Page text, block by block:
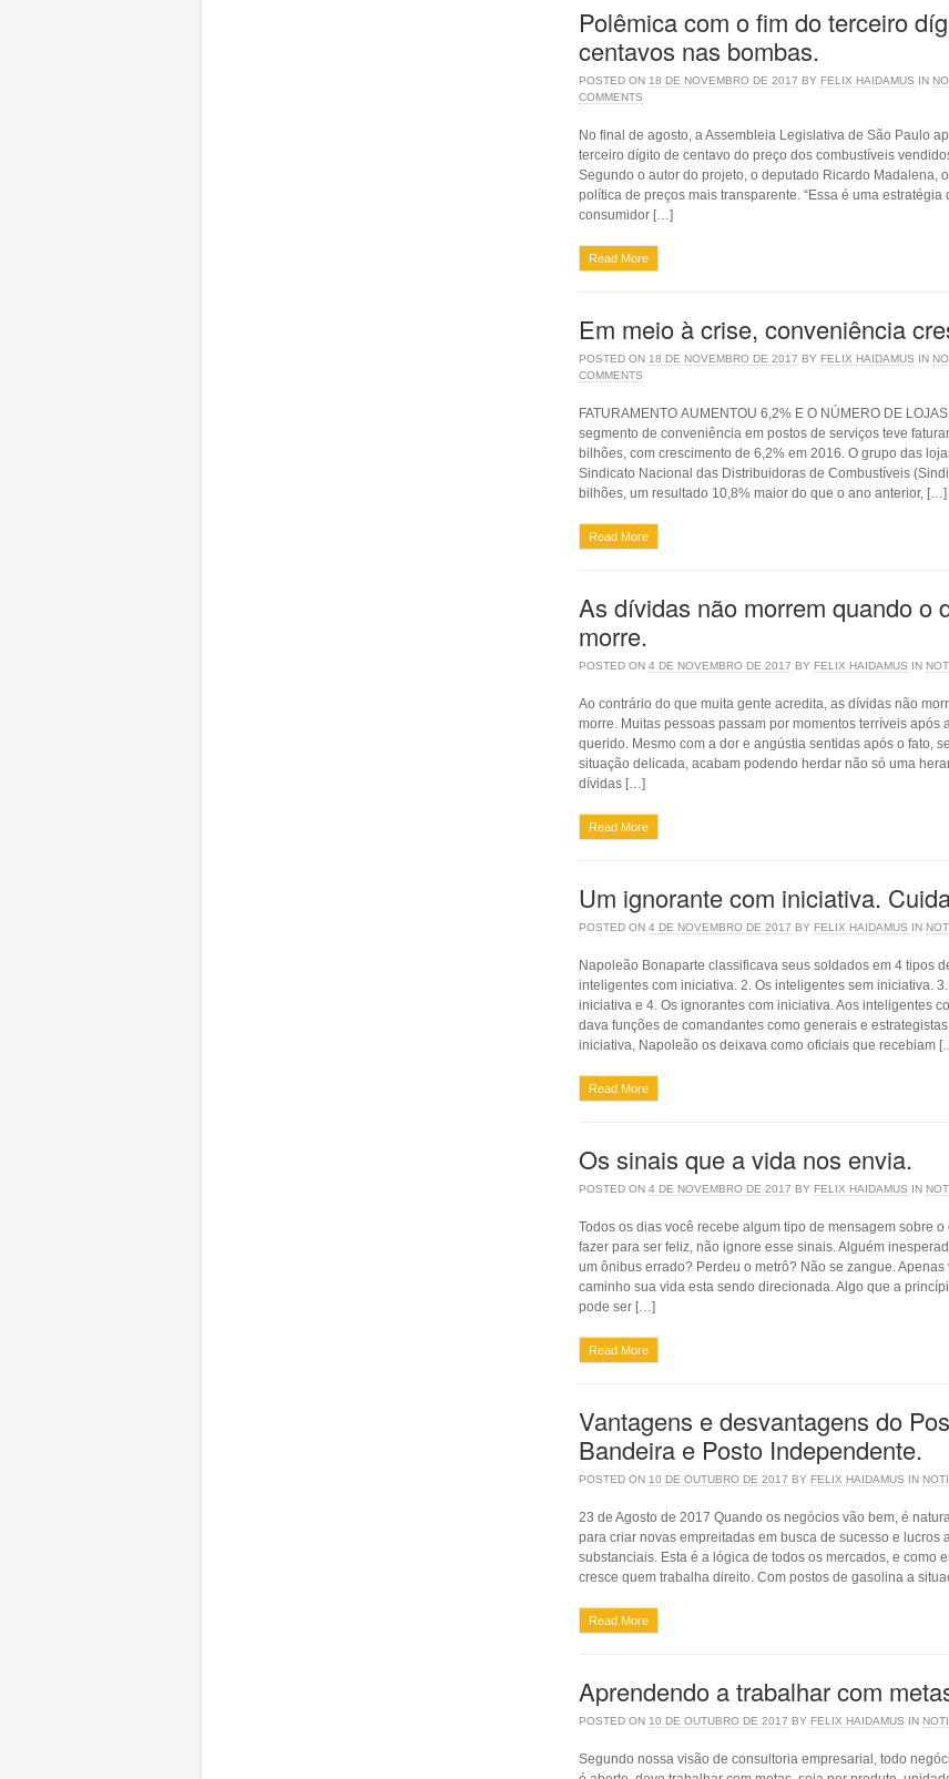
Polêmica com o fim do terceiro
centavos nas bombas.
POSTED ON 18 DE NOVEMBRO DE 2017 BY FELIX HAIDAMUS IN
COMMENTS
No final de agosto, a Assembleia Legislativa de São Paulo
terceiro dígito de centavo do preço dos combustíveis
Segundo o autor do projeto, o deputado Ricardo Madalena,
política de preços mais transparente. “Essa é uma estratégia
consumidor […]
Read More
Em meio à crise, conveniência
POSTED ON 18 DE NOVEMBRO DE 2017 BY FELIX HAIDAMUS IN
COMMENTS
FATURAMENTO AUMENTOU 6,2% E O NÚMERO DE
segmento de conveniência em postos de serviços teve
bilhões, com cresci­mento de 6,2% em 2016. O grupo das
Sindica­to Nacional das Distribuidoras de Combustíveis
bilhões, um resultado 10,8% maior do que o ano anterior, […]
Read More
As dívidas não morrem quando o
morre.
POSTED ON 4 DE NOVEMBRO DE 2017 BY FELIX HAIDAMUS IN
Ao contrário do que muita gente acredita, as dívidas não
morre. Muitas pessoas passam por momentos terríveis após
querido. Mesmo com a dor e angústia sentidas após o fato,
situação delicada, acabam podendo herdar não só uma
dívidas […]
Read More
Um ignorante com iniciativa.
POSTED ON 4 DE NOVEMBRO DE 2017 BY FELIX HAIDAMUS IN
Napoleão Bonaparte classificava seus soldados em 4 tipos
inteligentes com iniciativa. 2. Os inteligentes sem iniciativa.
iniciativa e 4. Os ignorantes com iniciativa. Aos inteligentes
dava funções de comandantes como generais e
iniciativa, Napoleão os deixava como oficiais que recebiam
Read More
Os sinais que a vida nos envia.
POSTED ON 4 DE NOVEMBRO DE 2017 BY FELIX HAIDAMUS IN
Todos os dias você recebe algum tipo de mensagem sobre
fazer para ser feliz, não ignore esse sinais. Alguém
um ônibus errado? Perdeu o metrô? Não se zangue. Apenas
caminho sua vida esta sendo direcionada. Algo que a
pode ser […]
Read More
Vantagens e desvantagens do
Bandeira e Posto Independente.
POSTED ON 10 DE OUTUBRO DE 2017 BY FELIX HAIDAMUS IN
23 de Agosto de 2017 Quando os negócios vão bem, é
para criar novas empreitadas em busca de sucesso e lucros
substanciais. Esta é a lógica de todos os mercados, e como
cresce quem trabalha direito. Com postos de gasolina a
Read More
Aprendendo a trabalhar com
POSTED ON 10 DE OUTUBRO DE 2017 BY FELIX HAIDAMUS IN
Segundo nossa visão de consultoria empresarial, todo